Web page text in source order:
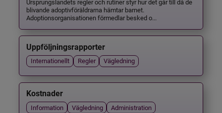
Ursprungslandets regler och rutiner styr hur det går till då de
blivande adoptivföräldrarna hämtar barnet.
Adoptionsorganisationen förmedlar besked o...
Uppföljningsrapporter
Internationellt Regler Vägledning
Kostnader
Information Vägledning Administration